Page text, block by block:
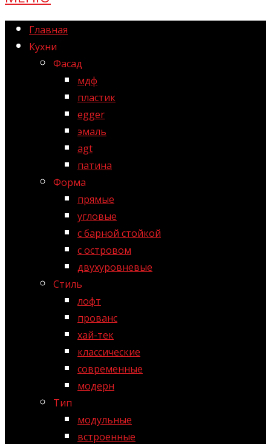
Главная
Кухни
Фасад
мдф
пластик
egger
эмаль
agt
патина
Форма
прямые
угловые
с барной стойкой
с островом
двухуровневые
Стиль
лофт
прованс
хай-тек
классические
современные
модерн
Тип
модульные
встроенные